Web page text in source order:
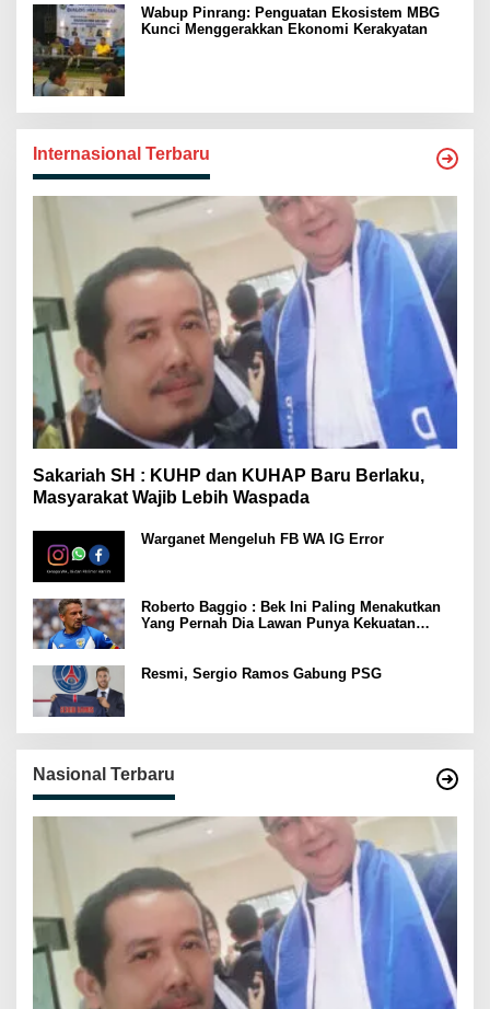
Wabup Pinrang: Penguatan Ekosistem MBG
Kunci Menggerakkan Ekonomi Kerakyatan
Internasional Terbaru
Sakariah SH : KUHP dan KUHAP Baru Berlaku,
Masyarakat Wajib Lebih Waspada
Warganet Mengeluh FB WA IG Error
Roberto Baggio : Bek Ini Paling Menakutkan
Yang Pernah Dia Lawan Punya Kekuatan
Resmi, Sergio Ramos Gabung PSG
Nasional Terbaru